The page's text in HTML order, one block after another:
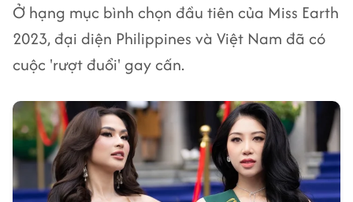
Ở hạng mục bình chọn đầu tiên của Miss Earth
2023, đại diện Philippines và Việt Nam đã có
cuộc 'rượt đuổi' gay cấn.